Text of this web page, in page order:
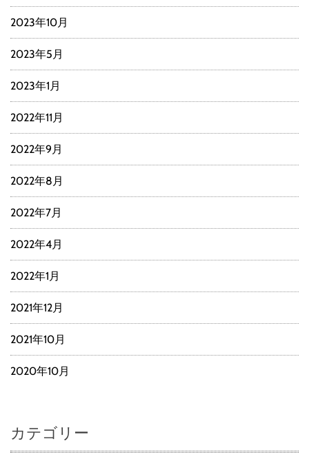
2023年10月
2023年5月
2023年1月
2022年11月
2022年9月
2022年8月
2022年7月
2022年4月
2022年1月
2021年12月
2021年10月
2020年10月
カテゴリー